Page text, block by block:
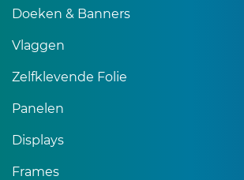
Doeken & Banners
Vlaggen
Zelfklevende Folie
Panelen
Displays
Frames